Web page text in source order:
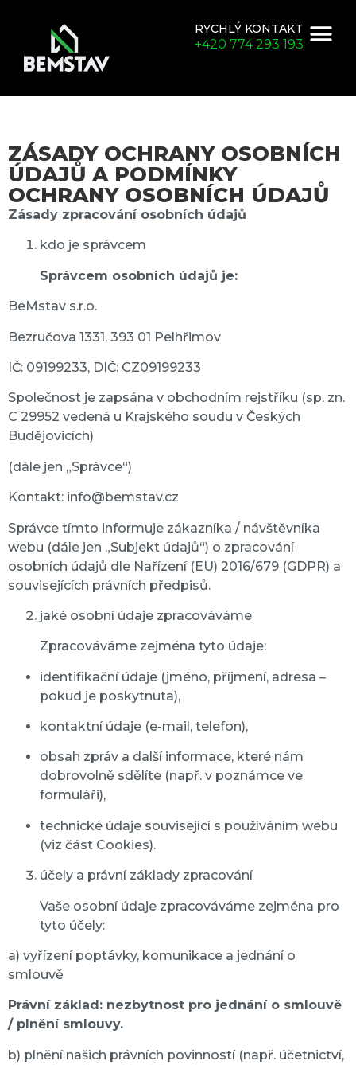
RYCHLÝ KONTAKT
+420 774 293 193
ZÁSADY OCHRANY OSOBNÍCH
ÚDAJŮ A PODMÍNKY
OCHRANY OSOBNÍCH ÚDAJŮ
Zásady zpracování osobních údajů
kdo je správcem
Správcem osobních údajů je:
BeMstav s.r.o.
Bezručova 1331, 393 01 Pelhřimov
IČ: 09199233, DIČ: CZ09199233
Společnost je zapsána v obchodním rejstříku (sp. zn.
C 29952 vedená u Krajského soudu v Českých
Budějovicích)
(dále jen „Správce“)
Kontakt: info@bemstav.cz
Správce tímto informuje zákazníka / návštěvníka
webu (dále jen „Subjekt údajů“) o zpracování
osobních údajů dle Nařízení (EU) 2016/679 (GDPR) a
souvisejících právních předpisů.
jaké osobní údaje zpracováváme
Zpracováváme zejména tyto údaje:
identifikační údaje (jméno, příjmení, adresa –
pokud je poskytnuta),
kontaktní údaje (e-mail, telefon),
obsah zpráv a další informace, které nám
dobrovolně sdělíte (např. v poznámce ve
formuláři),
technické údaje související s používáním webu
(viz část Cookies).
účely a právní základy zpracování
Vaše osobní údaje zpracováváme zejména pro
tyto účely:
a) vyřízení poptávky, komunikace a jednání o
smlouvě
Právní základ: nezbytnost pro jednání o smlouvě
/ plnění smlouvy.
b) plnění našich právních povinností (např. účetnictví,